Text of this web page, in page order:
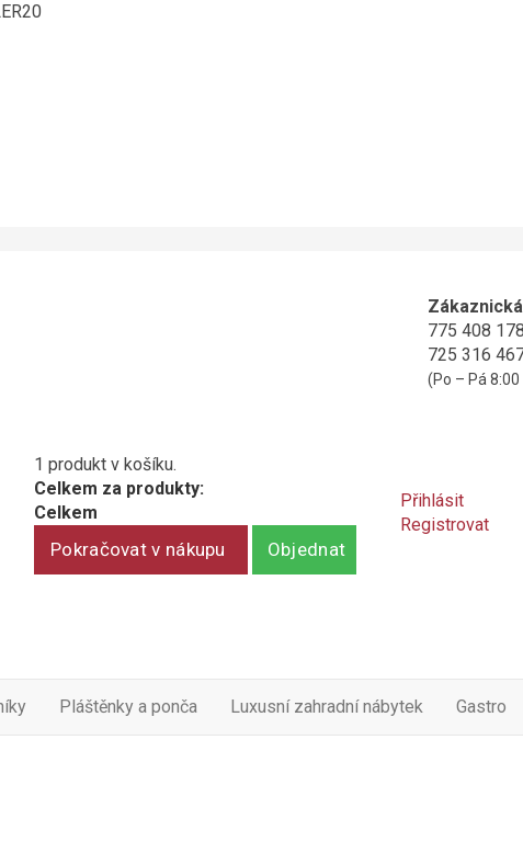
775 408 178
725 316
(Po – Pá
1 produkt v košíku.
Celkem za produkty:
Celkem
Pokračovat v nákupu Objednat
Přihlásit
Registrovat
Pláštěnky a ponča Luxusní zahradní nábytek Gastro